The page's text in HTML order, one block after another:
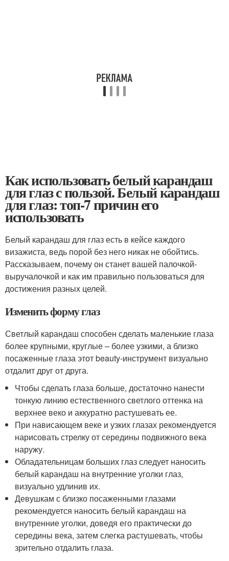
Как использовать белый карандаш
для глаз с пользой. Белый карандаш
для глаз: топ-7 причин его
использовать
Белый карандаш для глаз есть в кейсе каждого
визажиста, ведь порой без него никак не обойтись.
Рассказываем, почему он станет вашей палочкой-
выручалочкой и как им правильно пользоваться для
достижения разных целей.
Изменить форму глаз
Светлый карандаш способен сделать маленькие глаза
более крупными, круглые – более узкими, а близко
посаженные глаза этот beauty-инструмент визуально
отдалит друг от друга.
Чтобы сделать глаза больше, достаточно нанести
тонкую линию естественного светлого оттенка на
верхнее веко и аккуратно растушевать ее.
При нависающем веке и узких глазах рекомендуется
нарисовать стрелку от середины подвижного века
наружу.
Обладательницам больших глаз следует наносить
белый карандаш на внутренние уголки глаз,
визуально удлинив их.
Девушкам с близко посаженными глазами
рекомендуется наносить белый карандаш на
внутренние уголки, доведя его практически до
середины века, затем слегка растушевать, чтобы
зрительно отдалить глаза.